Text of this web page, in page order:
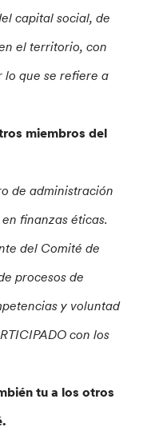
capital social, de
el territorio, con
lo que se refiere a
miembros del
de administración
finanzas éticas.
del Comité de
procesos de
y voluntad
con los
tu a los otros